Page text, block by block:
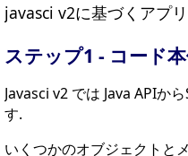
javasci v2に基づくアプ
ステップ1 - コード
Javasci v2 では Java APIか
す.
いくつかのオブジェクトと